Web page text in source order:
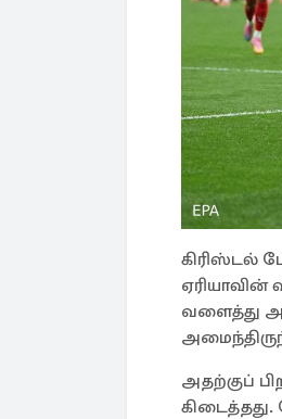
கிரிஸ்டல்
ஏரியாவின்
வளைத்து
அதற்குப்